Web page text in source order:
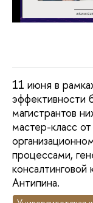
11 июня в
эффективности
магистрантов
мастер-класс
процессами,
Антипина.